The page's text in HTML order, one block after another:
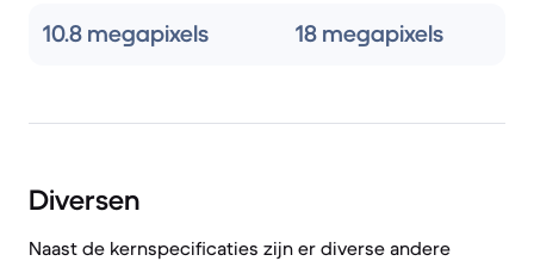
10.8 megapixels 18 megapixels
Diversen
Naast de kernspecificaties zijn er diverse andere